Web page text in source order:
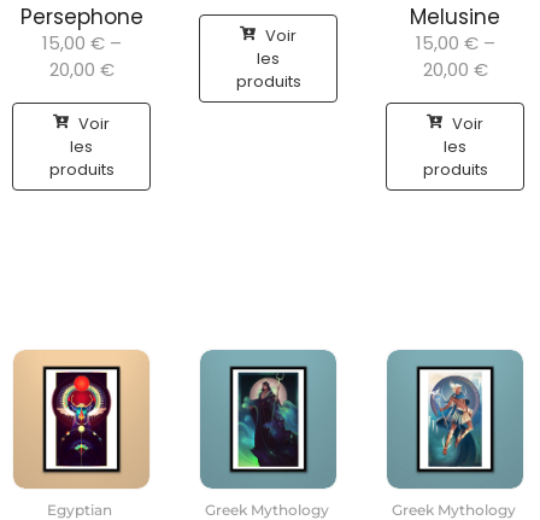
Persephone
15,00 € –
20,00 €
Voir
les
produits
Voir
les
produits
Melusine
15,00 € –
20,00 €
Voir
les
produits
Egyptian
Greek Mythology Greek Mythology